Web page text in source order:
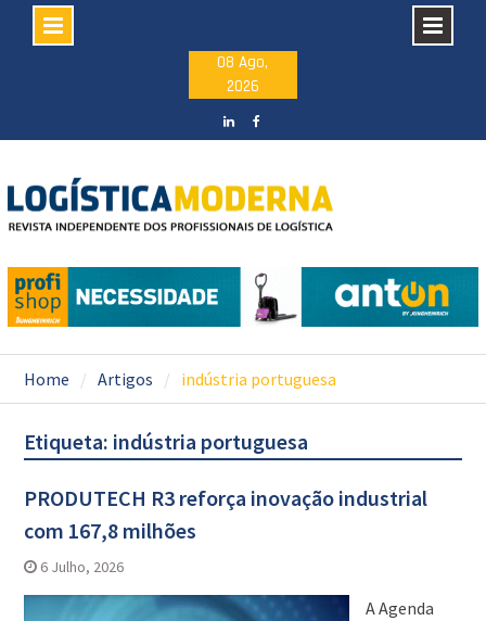
08 Ago,
2026
Home Artigos indústria portuguesa
Etiqueta: indústria portuguesa
PRODUTECH R3 reforça inovação industrial
com 167,8 milhões
6 Julho, 2026
A Agenda